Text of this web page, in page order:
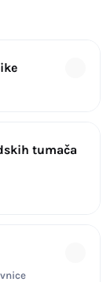
tumača